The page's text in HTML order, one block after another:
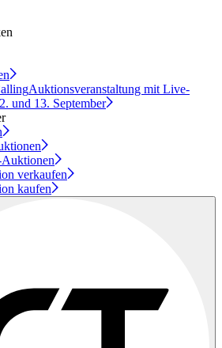
Auktionsveranstaltung mit Live-
und 13. September
verkaufen
kaufen